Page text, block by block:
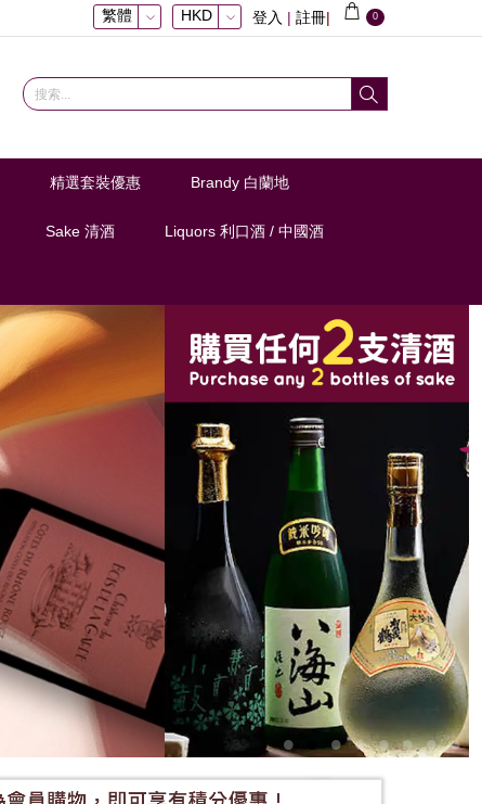
| 0
登入 | 註冊
HKD
繁體
精選套裝優惠 Brandy 白蘭地
Sake 清酒 Liquors 利口酒 / 中國酒